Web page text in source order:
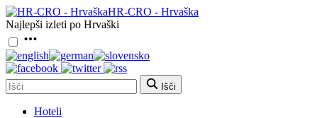
HR-CRO - Hrvaška
Najlepši izleti po Hrvaški
Išči
Hoteli